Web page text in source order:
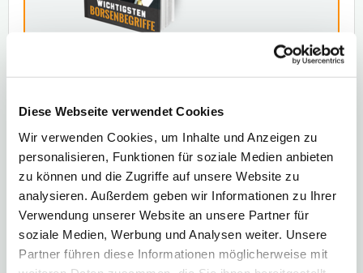
Diese Webseite verwendet Cookies
Wir verwenden Cookies, um Inhalte und Anzeigen zu
personalisieren, Funktionen für soziale Medien anbieten
zu können und die Zugriffe auf unsere Website zu
analysieren. Außerdem geben wir Informationen zu Ihrer
Verwendung unserer Website an unsere Partner für
soziale Medien, Werbung und Analysen weiter. Unsere
Partner führen diese Informationen möglicherweise mit
TEILEN TEILEN
TEILEN
Das könnte Sie auch interessieren: